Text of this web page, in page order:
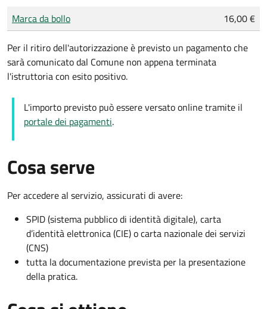
Tipo di pagamento
Importo
Marca da bollo 16,00 €
Per il ritiro dell'autorizzazione è previsto un pagamento che
sarà comunicato dal Comune non appena terminata
l'istruttoria con esito positivo.
L'importo previsto può essere versato online tramite il
portale dei pagamenti.
Cosa serve
Per accedere al servizio, assicurati di avere:
SPID (sistema pubblico di identità digitale), carta
d’identità elettronica (CIE) o carta nazionale dei servizi
(CNS)
tutta la documentazione prevista per la presentazione
della pratica.